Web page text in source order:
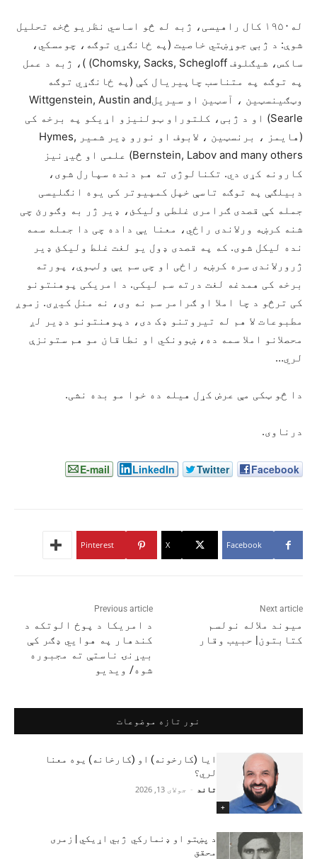
له۱۹۵۰ کال راهیسی، ژبه له څو اساسي نظریو څخه تحلیل
شوې: د ژبې جوړښتي خاصیت (په ځانګړي توګه، چومسکي،
ساکس، شیګلوف Chomsky, Sacks, Schegloff) )، ژبه د عمل
په توګه په متناسب چاپیریال کې (په ځانګړي توګه
وټګینسټین ، آسټین او سیریلWittgenstein, Austin and
Searle) او د ژبی، کلتوراو ټولنیزو اړیکو په برخه کی
(هایمز ، برنسټین ، لابوف او نورو ډیر شمیر Hymes,
Bernstein, Labov and many others) علمی او څیړنیز
کارونه کړی دي. تکنالوژی ته هم دنده سپارل شوی،
دبیلګې په توګه تاسې خپل کمپیوتر کی یوه انګلیسی
جمله کې قصدی ګرامری غلطی ولیکئ، ډیر ژر به وګورئ چی
شنه کرښه ورلاندی راځي، معنا یې داده چی دا جمله سمه
نده لیکل شوی. که په قصدی ډول یو لغت غلط ولیکئ ډیر
ژرورلاندی سره کرښه راځی او چی سم یې ولټوې، پورته
برخه کی همدغه لغت درته سم لیکی. د امریکی پوهنتونو
کی ترڅو د چا املا او ګرامر سم نه وی، نه منل کیږی. زموږ
مطبوعات لا هم له تیروتنو ډک دی، دپوهنتونو دډیر لږ
محصلانو املا سمه ده، ښوونکي او نطاقان مو هم ستونزې
لري…
دا څو ټکی مې عرض کړل هیله ده خوا مو بده نشی.
درناوی.
Facebook
Twitter
LinkedIn
E-mail
Facebook
X
Pinterest
Previous article
د امریکا د پوځ الوتکه د
کندهار په هوايي ډګر کې
بیړنۍ ناستې ته مجبوره
شوه/ ویدیو
Next article
ميوند ملاله نولسم
کتابتون| حبیب وقار
نور تازه موضوعات
+
ایا (کارخونه) او (کارخانه) یوه معنا
لري؟
تاند - جولای 13, 2026
د پښتو او ډنمارکي ژبي اړیکي | زمری
محقق